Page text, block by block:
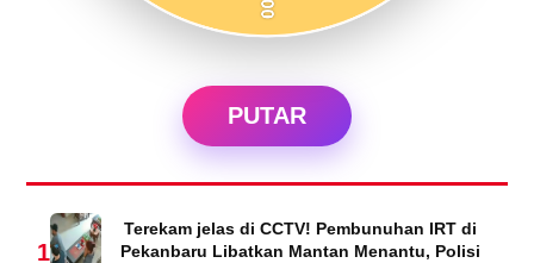
PUTAR
1
Terekam jelas di CCTV! Pembunuhan IRT di
Pekanbaru Libatkan Mantan Menantu, Polisi